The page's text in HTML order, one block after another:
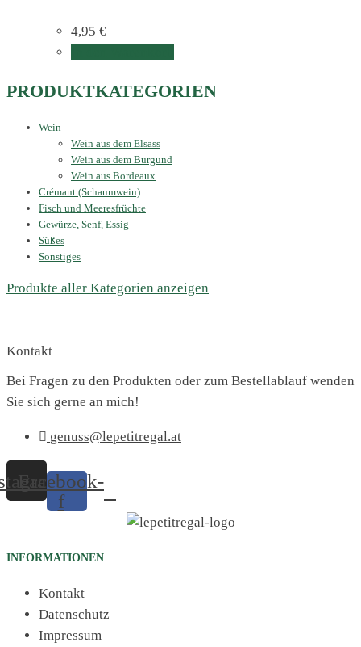
4,95 €
PRODUKTKATEGORIEN
Wein
Wein aus dem Elsass
Wein aus dem Burgund
Wein aus Bordeaux
Crémant (Schaumwein)
Fisch und Meeresfrüchte
Gewürze, Senf, Essig
Süßes
Sonstiges
Produkte aller Kategorien anzeigen
Kontakt
Bei Fragen zu den Produkten oder zum Bestellablauf wenden
Sie sich gerne an mich!
genuss@lepetitregal.at
Facebook-
f
INFORMATIONEN
Kontakt
Datenschutz
Impressum